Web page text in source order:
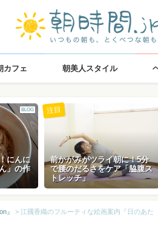
カフェ 朝美人スタイル
BLOG
にんに
」の作
前かがみがツライ朝に！5分
で腰のだるさをケア「脇腹ス
トレッチ」
注目
』 > 江國香織のフルーティな絵画案内『日のあた